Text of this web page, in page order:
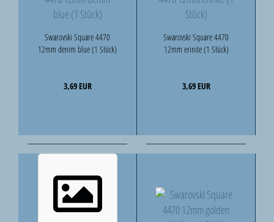
Swarovski Square 4470
12mm denim blue (1 Stück)
3,69 EUR
Swarovski Square 4470
12mm erinite (1 Stück)
3,69 EUR